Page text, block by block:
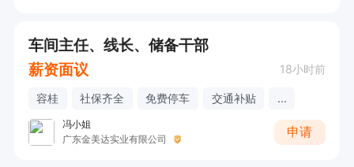
车间主任、线长、储备干部
薪资面议
18小时前
容桂 社保齐全 免费停车 交通补贴 ...
冯小姐
广东金美达实业有限公司
申请